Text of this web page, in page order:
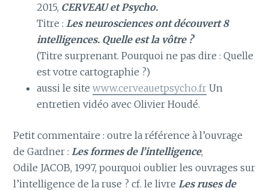
2015, CERVEAU et Psycho.
Titre : Les neurosciences ont découvert 8
intelligences. Quelle est la vôtre ?
(Titre surprenant. Pourquoi ne pas dire : Quelle
est votre cartographie ?)
aussi le site www.cerveauetpsycho.frUn
entretien vidéo avec Olivier Houdé.
Petit commentaire : outre la référence à l’ouvrage
de Gardner :Les formes de l’intelligence,
Odile JACOB, 1997, pourquoi oublier les ouvrages sur
l’intelligence de la ruse ? cf. le livreLes ruses de